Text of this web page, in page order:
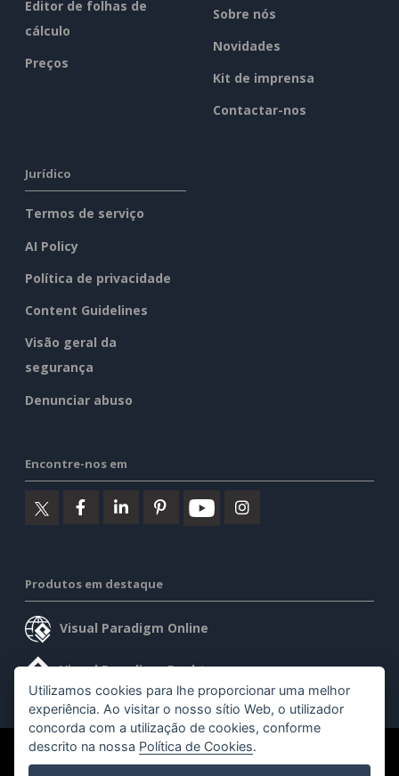
Editor de folhas de
cálculo
Preços
Sobre nós
Novidades
Kit de imprensa
Contactar-nos
Jurídico
Termos de serviço
AI Policy
Política de privacidade
Content Guidelines
Visão geral da
segurança
Denunciar abuso
Encontre-nos em
Produtos em destaque
Visual Paradigm Online
Visual Paradigm Desktop
©2026 by Visual Paradigm. Todos os direitos reservados.
Utilizamos cookies para lhe proporcionar uma melhor
experiência. Ao visitar o nosso sítio Web, o utilizador
concorda com a utilização de cookies, conforme
descrito na nossa Política de Cookies.